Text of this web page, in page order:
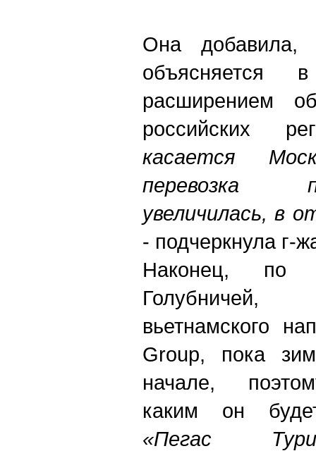
Она добавила,
объясняется
расширением
российских
касается
перевозка
увеличилась, в
- подчеркнула г-
Наконец, по
вьетнамского
Group, пока
начале,
каким он
«Пегас